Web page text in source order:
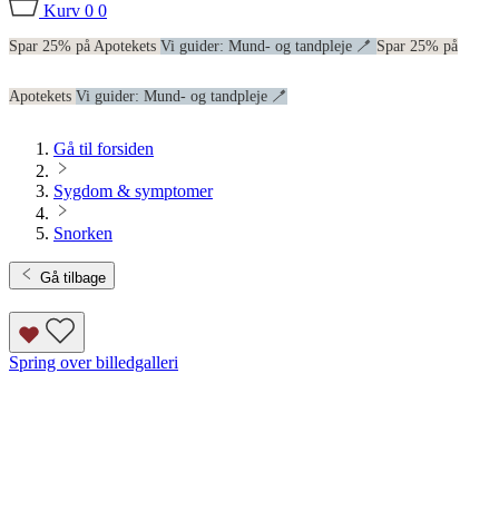
Kurv 0 0
Spar 25% på Apotekets Vi guider: Mund- og tandpleje 🪥 Spar 25% på
Apotekets Vi guider: Mund- og tandpleje 🪥
Gå til forsiden
Sygdom & symptomer
Snorken
Gå tilbage
Spring over billedgalleri